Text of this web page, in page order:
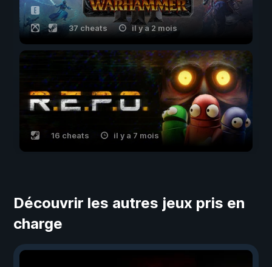
37 cheats il y a 2 mois
16 cheats il y a 7 mois
Découvrir les autres jeux pris en
charge